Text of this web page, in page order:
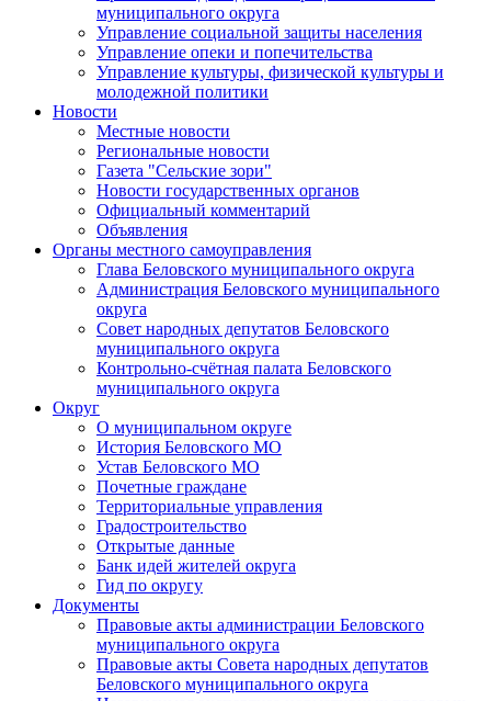
муниципального округа
Управление социальной защиты населения
Управление опеки и попечительства
Управление культуры, физической культуры и
молодежной политики
Новости
Местные новости
Региональные новости
Газета "Сельские зори"
Новости государственных органов
Официальный комментарий
Объявления
Органы местного самоуправления
Глава Беловского муниципального округа
Администрация Беловского муниципального
округа
Совет народных депутатов Беловского
муниципального округа
Контрольно-счётная палата Беловского
муниципального округа
Округ
О муниципальном округе
История Беловского МО
Устав Беловского МО
Почетные граждане
Территориальные управления
Градостроительство
Открытые данные
Банк идей жителей округа
Гид по округу
Документы
Правовые акты администрации Беловского
муниципального округа
Правовые акты Совета народных депутатов
Беловского муниципального округа